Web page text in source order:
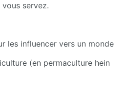
servez.
les influencer vers un monde
(en permaculture hein